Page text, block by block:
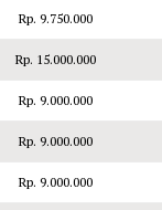
Rp. 9.750.000
Rp. 15.000.000
Rp. 9.000.000
Rp. 9.000.000
Rp. 9.000.000